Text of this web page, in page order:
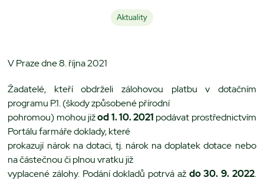
Aktuality
V Praze dne 8. října 2021
Žadatelé, kteří obdrželi zálohovou platbu v dotačním
programu P.1. (škody způsobené přírodní
pohromou) mohou jižod 1. 10. 2021 podávat prostřednictvím
Portálu farmáře doklady, které
prokazují nárok na dotaci, tj. nárok na doplatek dotace nebo
na částečnou či plnou vratku již
vyplacené zálohy. Podání dokladů potrvá až do 30. 9. 2022.